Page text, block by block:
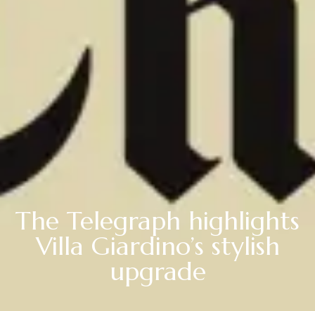
The Telegraph highlights
Villa Giardino’s stylish
upgrade